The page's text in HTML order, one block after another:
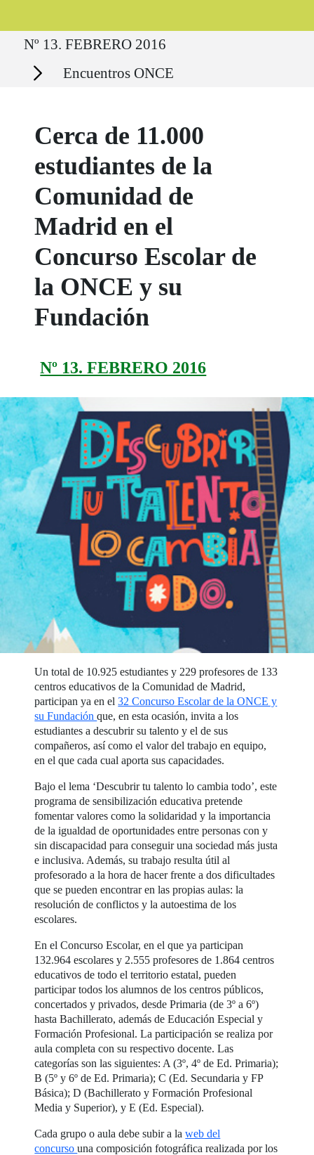
Ruta del sitio
Nº 13. FEBRERO 2016
Secciones Encuentros ONCE
Cerca de 11.000
estudiantes de la
Comunidad de
Madrid en el
Concurso Escolar de
la ONCE y su
Fundación
Nº 13. FEBRERO 2016
Un total de 10.925 estudiantes y 229 profesores de 133
centros educativos de la Comunidad de Madrid,
participan ya en el32 Concurso Escolar de la ONCE y
su Fundaciónque, en esta ocasión, invita a los
estudiantes a descubrir su talento y el de sus
compañeros, así como el valor del trabajo en equipo,
en el que cada cual aporta sus capacidades.
Bajo el lema ‘Descubrir tu talento lo cambia todo’, este
programa de sensibilización educativa pretende
fomentar valores como la solidaridad y la importancia
de la igualdad de oportunidades entre personas con y
sin discapacidad para conseguir una sociedad más justa
e inclusiva. Además, su trabajo resulta útil al
profesorado a la hora de hacer frente a dos dificultades
que se pueden encontrar en las propias aulas: la
resolución de conflictos y la autoestima de los
escolares.
En el Concurso Escolar, en el que ya participan
132.964 escolares y 2.555 profesores de 1.864 centros
educativos de todo el territorio estatal, pueden
participar todos los alumnos de los centros públicos,
concertados y privados, desde Primaria (de 3º a 6º)
hasta Bachillerato, además de Educación Especial y
Formación Profesional. La participación se realiza por
aula completa con su respectivo docente. Las
categorías son las siguientes: A (3º, 4º de Ed. Primaria);
B (5º y 6º de Ed. Primaria); C (Ed. Secundaria y FP
Básica); D (Bachillerato y Formación Profesional
Media y Superior), y E (Ed. Especial).
Cada grupo o aula debe subir a laweb del
concursouna composición fotográfica realizada por los